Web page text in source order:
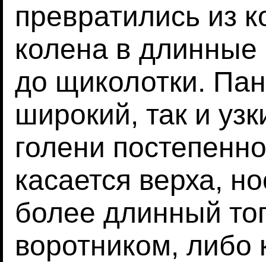
превратились из
колена в
до щиколотки.
широкий, так и
голени
касается верха,
более длинный
воротником, либо